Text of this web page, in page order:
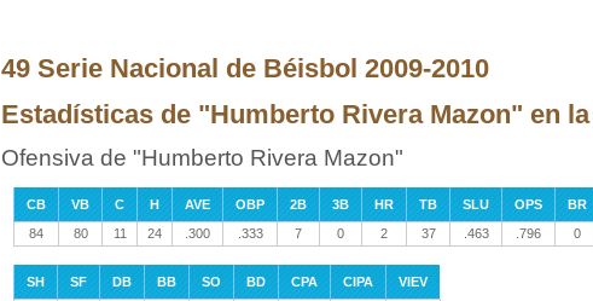
49 Serie Nacional de Béisbol 2009-2010
Estadísticas de "Humberto Rivera Mazon" en
Ofensiva de "Humberto Rivera Mazon"
CB VB C H AVE OBP 2B 3B HR TB SLU OPS BR
84
80 11 24 .300 .333 7 0 2 37 .463 .796 0
SH SF DB BB SO BD CPA CIPA
VIEV